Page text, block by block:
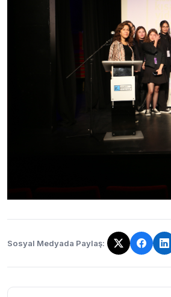
Sosyal Medyada Paylaş:
Bağlantı kopyalandı!